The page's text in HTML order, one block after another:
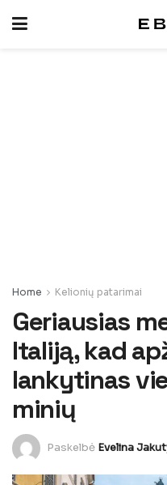
Home Kelionių patarimai
Geriausias
Italiją, kad
lankytinas
minių
Paskelbė Evelina